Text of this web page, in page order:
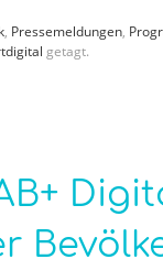
, Pressemeldungen,
getagt.